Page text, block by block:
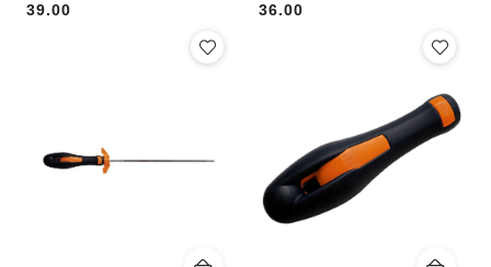
39.00 36.00